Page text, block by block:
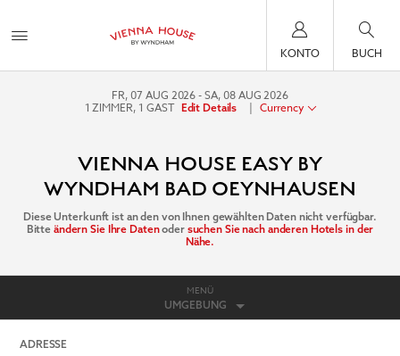
KONTO BUCH
FR, 07 AUG 2026 SA, 08 AUG 2026
1 ZIMMER, 1 GAST Edit Details | Currency
VIENNA HOUSE EASY BY
WYNDHAM BAD OEYNHAUSEN
Diese Unterkunft ist an den von Ihnen gewählten Daten nicht verfügbar.
Bitte ändern Sie Ihre Datenoder suchen Sie nach anderen Hotels in der
Nähe.
MENÜ
UMGEBUNG
ADRESSE